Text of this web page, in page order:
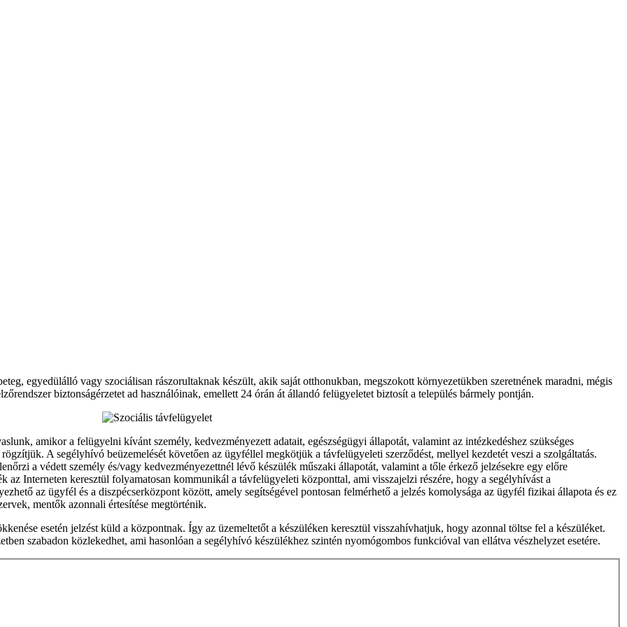
egyedülálló vagy szociálisan rászorultaknak készült, akik saját otthonukban, megszokott környezetükben szeretnének maradni, mégis
biztonságérzetet ad használóinak, emellett 24 órán át állandó felügyeletet biztosít a település bármely pontján.
amikor a felügyelni kívánt személy, kedvezményezett adatait, egészségügyi állapotát, valamint az intézkedéshez szükséges
A segélyhívó beüzemelését követően az ügyféllel megkötjük a távfelügyeleti szerződést, mellyel kezdetét veszi a szolgáltatás.
a védett személy és/vagy kedvezményezettnél lévő készülék műszaki állapotát, valamint a tőle érkező jelzésekre egy előre
az Interneten keresztül folyamatosan kommunikál a távfelügyeleti központtal, ami visszajelzi részére, hogy a segélyhívást a
az ügyfél és a diszpécserközpont között, amely segítségével pontosan felmérhető a jelzés komolysága az ügyfél fizikai állapota és ez
mentők azonnali értesítése megtörténik.
esetén jelzést küld a központnak. Így az üzemeltetőt a készüléken keresztül visszahívhatjuk, hogy azonnal töltse fel a készüléket.
szabadon közlekedhet, ami hasonlóan a segélyhívó készülékhez szintén nyomógombos funkcióval van ellátva vészhelyzet esetére.